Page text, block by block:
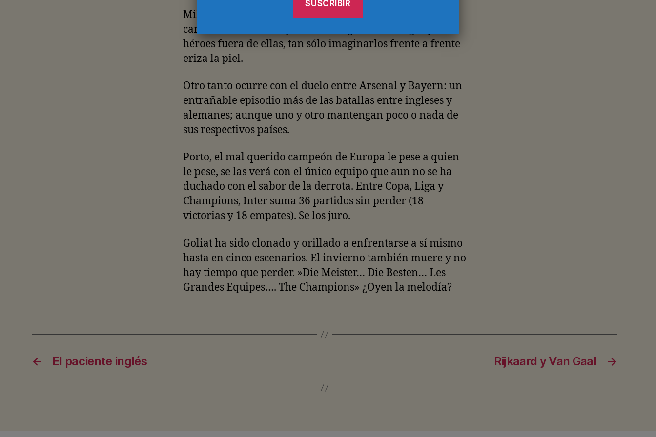
Milan y Manchester United protagonizarán otra
carnicería entre todopoderosos. Ogros de sus ligas y
héroes fuera de ellas, tan sólo imaginarlos frente a frente
eriza la piel.
Otro tanto ocurre con el duelo entre Arsenal y Bayern: un
entrañable episodio más de las batallas entre ingleses y
alemanes; aunque uno y otro mantengan poco o nada de
sus respectivos países.
Porto, el mal querido campeón de Europa le pese a quien
le pese, se las verá con el único equipo que aun no se ha
duchado con el sabor de la derrota. Entre Copa, Liga y
Champions, Inter suma 36 partidos sin perder (18
victorias y 18 empates). Se los juro.
Goliat ha sido clonado y orillado a enfrentarse a sí mismo
hasta en cinco escenarios. El invierno también muere y no
hay tiempo que perder. »Die Meister… Die Besten… Les
Grandes Equipes…. The Champions» ¿Oyen la melodía?
← El paciente inglés →
Rijkaard y Van Gaal